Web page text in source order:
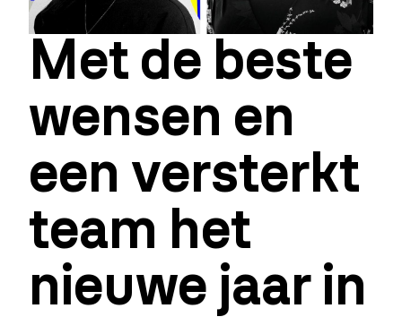
Met de beste
wensen en
een versterkt
team het
nieuwe jaar in